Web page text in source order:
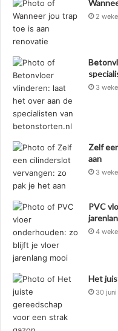
2
3
Zelf
aan
3
PVC
4
Het
30